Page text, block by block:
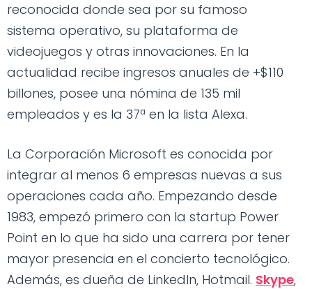
reconocida donde sea por su famoso
sistema operativo, su plataforma de
videojuegos y otras innovaciones. En la
actualidad recibe ingresos anuales de +$110
billones, posee una nómina de 135 mil
empleados y es la 37ª en la lista Alexa.
La Corporación Microsoft es conocida por
integrar al menos 6 empresas nuevas a sus
operaciones cada año. Empezando desde
1983, empezó primero con la startup Power
Point en lo que ha sido una carrera por tener
mayor presencia en el concierto tecnológico.
Además, es dueña de LinkedIn, Hotmail. Skype,